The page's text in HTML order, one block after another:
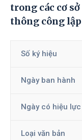
trong các cơ
thông công lập
Số ký hiệu
Ngày ban hành
Ngày có hiệu lực
Loại văn bản